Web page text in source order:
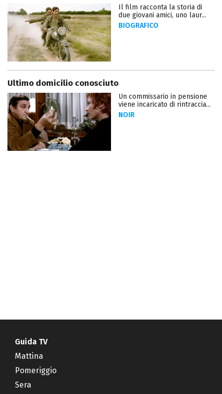
Il film racconta la storia di
due giovani amici, uno laur...
BIOGRAFICO
Ultimo domicilio conosciuto
Un commissario in pensione
viene incaricato di rintraccia...
NOIR
Guida TV
Mattina
Pomeriggio
Sera